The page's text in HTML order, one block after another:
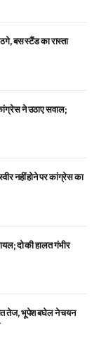
बस स्टैंड का रास्ता
ने उठाए सवाल;
नहीं होने पर कांग्रेस का
दो की हालत गंभीर
तेज, भूपेश बघेल ने चयन